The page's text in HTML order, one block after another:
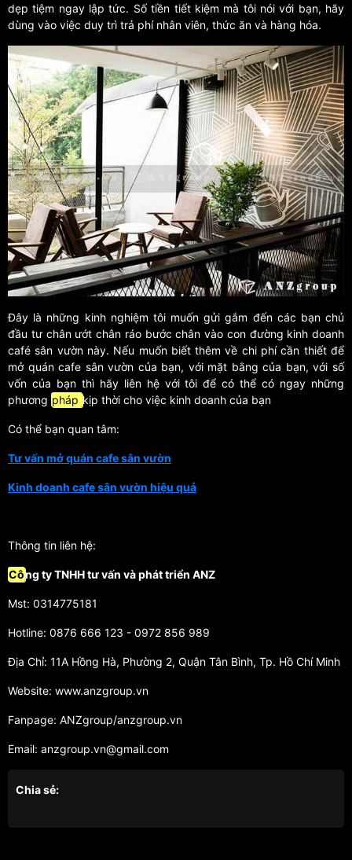
dẹp tiệm ngay lập tức. Số tiền tiết kiệm mà tôi nói với bạn, hãy
dùng vào việc duy trì trả phí nhân viên, thức ăn và hàng hóa.
Đây là những kinh nghiệm tôi muốn gửi gắm đến các bạn chủ
đầu tư chân ướt chân ráo bước chân vào con đường kinh doanh
café sân vườn này. Nếu muốn biết thêm về chi phí cần thiết để
mở quán cafe sân vườn của bạn, với mặt bằng của bạn, với số
vốn của bạn thì hãy liên hệ với tôi để có thể có ngay những
phương pháp kịp thời cho việc kinh doanh của bạn
Có thể bạn quan tâm:
Tư vấn mở quán cafe sân vườn
Kinh doanh cafe sân vườn hiệu quả
Thông tin liên hệ:
Công ty TNHH tư vấn và phát triển ANZ
Mst: 0314775181
Hotline: 0876 666 123 - 0972 856 989
Địa Chỉ: 11A Hồng Hà, Phường 2, Quận Tân Bình, Tp. Hồ Chí Minh
Website: www.anzgroup.vn
Fanpage: ANZgroup/anzgroup.vn
Email: anzgroup.vn@gmail.com
Chia sẻ: